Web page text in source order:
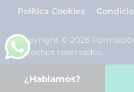
¿Hablamos?
Política Cookies
Copyright © 2026
derechos reservados.